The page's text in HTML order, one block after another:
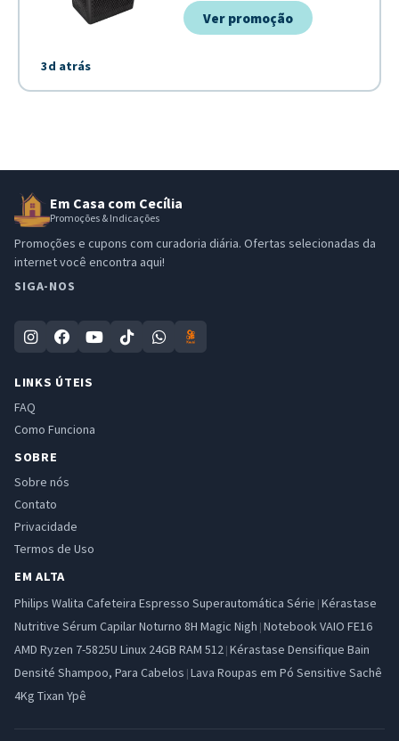
3d atrás
Ver promoção
Em Casa com Cecília
Promoções & Indicações
Promoções e cupons com curadoria diária. Ofertas selecionadas da
internet você encontra aqui!
SIGA-NOS
LINKS ÚTEIS
FAQ
Como Funciona
SOBRE
Sobre nós
Contato
Privacidade
Termos de Uso
EM ALTA
Philips Walita Cafeteira Espresso Superautomática Série | Kérastase
Nutritive Sérum Capilar Noturno 8H Magic Nigh | Notebook VAIO FE16
AMD Ryzen 7-5825U Linux 24GB RAM 512 | Kérastase Densifique Bain
Densité Shampoo, Para Cabelos | Lava Roupas em Pó Sensitive Sachê
4Kg Tixan Ypê